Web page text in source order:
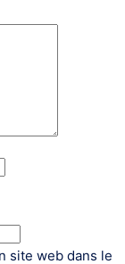
site web dans le